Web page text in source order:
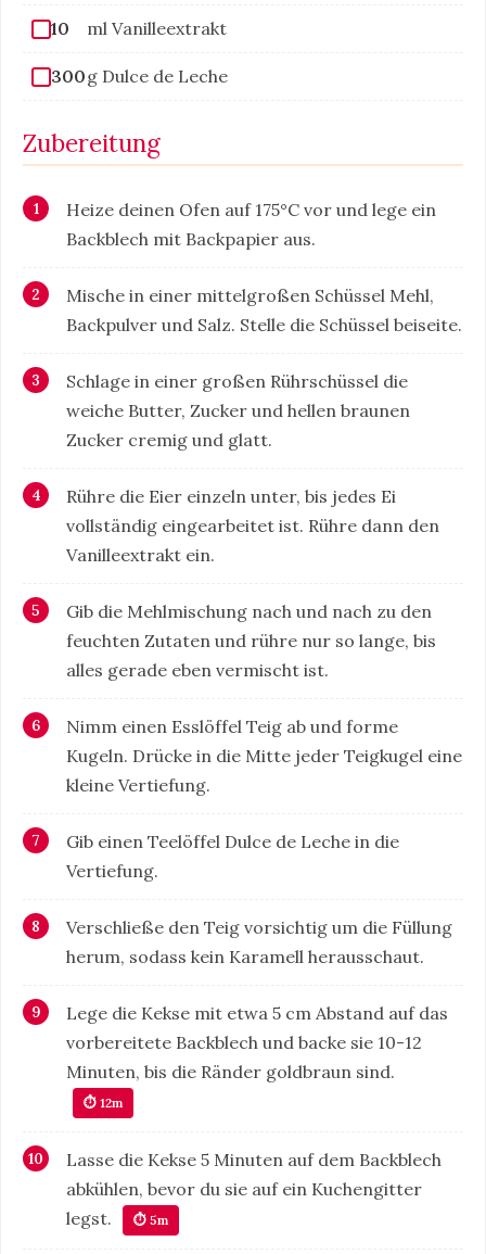
10 ml Vanilleextrakt
300g Dulce de Leche
Zubereitung
Heize deinen Ofen auf 175°C vor und lege ein
Backblech mit Backpapier aus.
Mische in einer mittelgroßen Schüssel Mehl,
Backpulver und Salz. Stelle die Schüssel beiseite.
Schlage in einer großen Rührschüssel die
weiche Butter, Zucker und hellen braunen
Zucker cremig und glatt.
Rühre die Eier einzeln unter, bis jedes Ei
vollständig eingearbeitet ist. Rühre dann den
Vanilleextrakt ein.
Gib die Mehlmischung nach und nach zu den
feuchten Zutaten und rühre nur so lange, bis
alles gerade eben vermischt ist.
Nimm einen Esslöffel Teig ab und forme
Kugeln. Drücke in die Mitte jeder Teigkugel eine
kleine Vertiefung.
Gib einen Teelöffel Dulce de Leche in die
Vertiefung.
Verschließe den Teig vorsichtig um die Füllung
herum, sodass kein Karamell herausschaut.
Lege die Kekse mit etwa 5 cm Abstand auf das
vorbereitete Backblech und backe sie 10-12
Minuten, bis die Ränder goldbraun sind.
⏱ 12m
Lasse die Kekse 5 Minuten auf dem Backblech
abkühlen, bevor du sie auf ein Kuchengitter
legst.
⏱ 5m